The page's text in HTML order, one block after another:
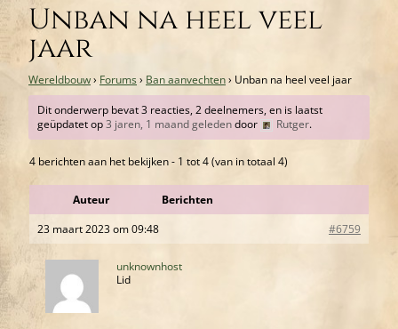
Unban na heel veel
jaar
Wereldbouw› Forums› Ban aanvechten› Unban na heel veel jaar
Dit onderwerp bevat 3 reacties, 2 deelnemers, en is laatst
geüpdatet op3 jaren, 1 maand geledendoor Rutger.
4 berichten aan het bekijken - 1 tot 4 (van in totaal 4)
Auteur
Berichten
23 maart 2023 om 09:48
#6759
unknownhost
Lid